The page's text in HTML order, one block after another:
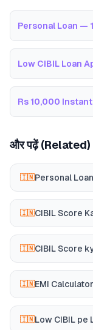
Personal Loan —
Low CIBIL Loan
Rs 10,000 Instant
और पढ़ें (Related)
🇮🇳Personal
🇮🇳CIBIL Score
🇮🇳CIBIL Score
🇮🇳EMI
🇮🇳Low CIBIL pe